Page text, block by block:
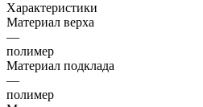
Характеристики
Материал верха
—
полимер
Материал подклада
—
полимер